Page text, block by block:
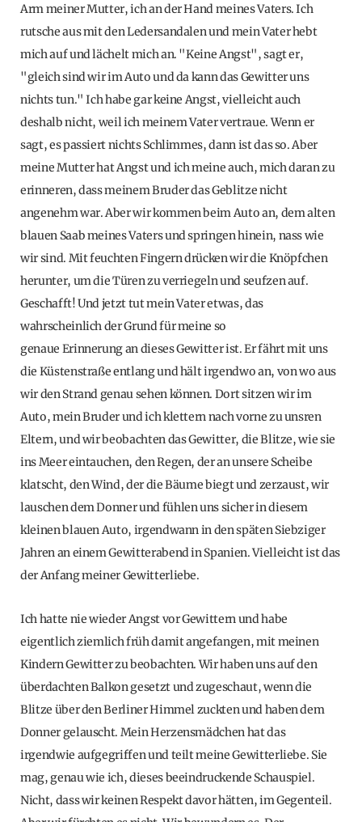
Arm meiner Mutter, ich an der Hand meines Vaters. Ich
rutsche aus mit den Ledersandalen und mein Vater hebt
mich auf und lächelt mich an. "Keine Angst", sagt er,
"gleich sind wir im Auto und da kann das Gewitter uns
nichts tun." Ich habe gar keine Angst, vielleicht auch
deshalb nicht, weil ich meinem Vater vertraue. Wenn er
sagt, es passiert nichts Schlimmes, dann ist das so. Aber
meine Mutter hat Angst und ich meine auch, mich daran zu
erinneren, dass meinem Bruder das Geblitze nicht
angenehm war. Aber wir kommen beim Auto an, dem alten
blauen Saab meines Vaters und springen hinein, nass wie
wir sind. Mit feuchten Fingern drücken wir die Knöpfchen
herunter, um die Türen zu verriegeln und seufzen auf.
Geschafft! Und jetzt tut mein Vater etwas, das
wahrscheinlich der Grund für meine so
genaue Erinnerung an dieses Gewitter ist. Er fährt mit uns
die Küstenstraße entlang und hält irgendwo an, von wo aus
wir den Strand genau sehen können. Dort sitzen wir im
Auto, mein Bruder und ich klettern nach vorne zu unsren
Eltern, und wir beobachten das Gewitter, die Blitze, wie sie
ins Meer eintauchen, den Regen, der an unsere Scheibe
klatscht, den Wind, der die Bäume biegt und zerzaust, wir
lauschen dem Donner und fühlen uns sicher in diesem
kleinen blauen Auto, irgendwann in den späten Siebziger
Jahren an einem Gewitterabend in Spanien. Vielleicht ist das
der Anfang meiner Gewitterliebe.
Ich hatte nie wieder Angst vor Gewittern und habe
eigentlich ziemlich früh damit angefangen, mit meinen
Kindern Gewitter zu beobachten. Wir haben uns auf den
überdachten Balkon gesetzt und zugeschaut, wenn die
Blitze über den Berliner Himmel zuckten und haben dem
Donner gelauscht. Mein Herzensmädchen hat das
irgendwie aufgegriffen und teilt meine Gewitterliebe. Sie
mag, genau wie ich, dieses beeindruckende Schauspiel.
Nicht, dass wir keinen Respekt davor hätten, im Gegenteil.